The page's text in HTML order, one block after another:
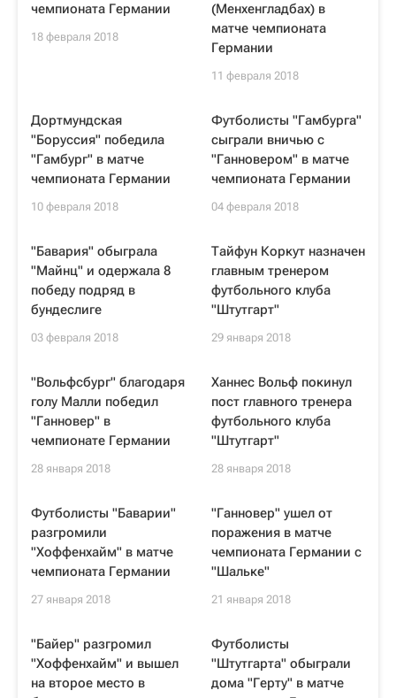
чемпионата Германии
18 февраля 2018
(Менхенгладбах) в
матче чемпионата
Германии
11 февраля 2018
Дортмундская
"Боруссия" победила
"Гамбург" в матче
чемпионата Германии
10 февраля 2018
Футболисты "Гамбурга"
сыграли вничью с
"Ганновером" в матче
чемпионата Германии
04 февраля 2018
"Бавария" обыграла
"Майнц" и одержала 8
победу подряд в
бундеслиге
03 февраля 2018
Тайфун Коркут назначен
главным тренером
футбольного клуба
"Штутгарт"
29 января 2018
"Вольфсбург" благодаря
голу Малли победил
"Ганновер" в
чемпионате Германии
28 января 2018
Ханнес Вольф покинул
пост главного тренера
футбольного клуба
"Штутгарт"
28 января 2018
Футболисты "Баварии"
разгромили
"Хоффенхайм" в матче
чемпионата Германии
27 января 2018
"Ганновер" ушел от
поражения в матче
чемпионата Германии с
"Шальке"
21 января 2018
"Байер" разгромил
"Хоффенхайм" и вышел
на второе место в
Футболисты
"Штутгарта" обыграли
дома "Герту" в матче